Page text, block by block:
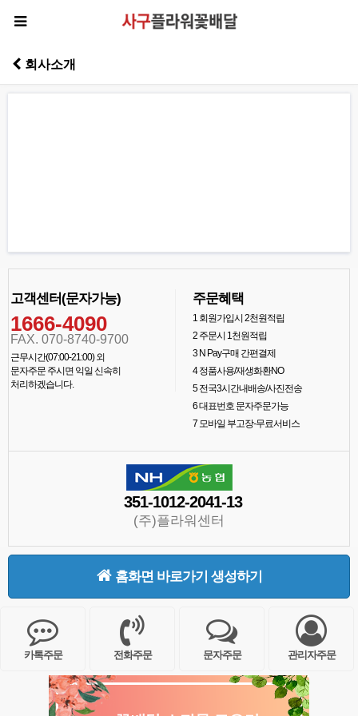
회사소개
고객센터(문자가능)
1666-4090
FAX. 070-8740-9700
근무시간(07:00-21:00) 외
문자주문 주시면 익일 신속히
처리하겠습니다.
주문혜택
1회원가입시 2천원적립
2주문시 1천원적립
3N Pay구매 간편결제
4정품사용/재생화환NO
5전국3시간내배송/사진전송
6대표번호 문자주문가능
7모바일 부고장-무료서비스
351-1012-2041-13
(주)플라워센터
홈화면 바로가기 생성하기
카톡주문 전화주문 문자주문 관리자주문